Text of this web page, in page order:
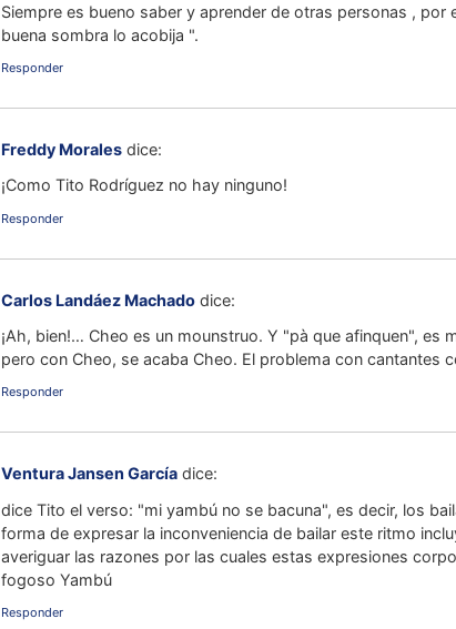
Siempre es bueno saber y aprender de otras personas , por
buena sombra lo acobija ".
Responder
Freddy Morales dice:
¡Como Tito Rodríguez no hay ninguno!
Responder
Carlos Landáez Machado dice:
¡Ah, bien!… Cheo es un mounstruo. Y "pà que afinquen", es
pero con Cheo, se acaba Cheo. El problema con cantantes
Responder
Ventura Jansen García dice:
dice Tito el verso: "mi yambú no se bacuna", es decir, los
forma de expresar la inconveniencia de bailar este ritmo
averiguar las razones por las cuales estas expresiones
fogoso Yambú
Responder